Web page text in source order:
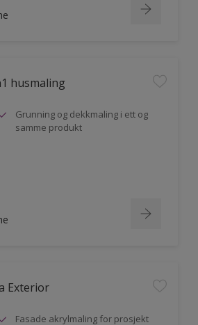
husmaling
Grunning og dekkmaling i ett og
samme produkt
Exterior
Fasade akrylmaling for prosjekt